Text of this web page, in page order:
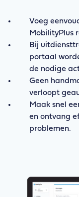
Voeg
MobilityPlus
Bij
portaal
de nodige
Geen
verloopt
Maak snel
en ontvang
problemen.